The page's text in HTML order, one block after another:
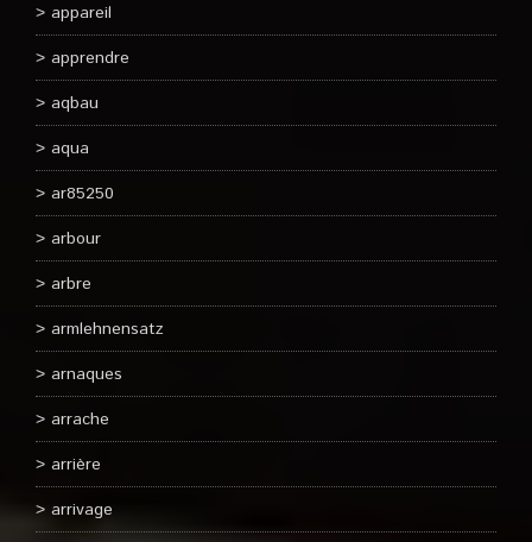
appareil
apprendre
aqbau
aqua
ar85250
arbour
arbre
armlehnensatz
arnaques
arrache
arrière
arrivage